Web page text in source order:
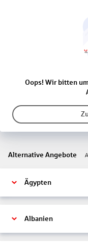
Oops! Wir bitten
Alternative Angebote
Ägypten
Albanien